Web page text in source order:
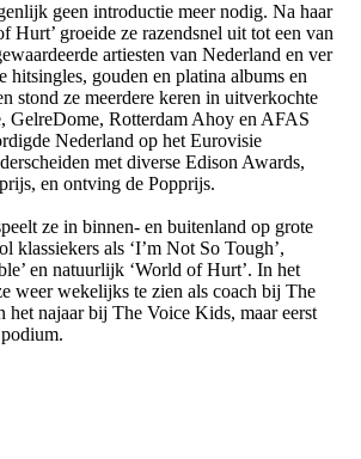
geen introductie meer nodig. Na haar
Hurt’ groeide ze razendsnel uit tot een van
artiesten van Nederland en ver
hitsingles, gouden en platina albums en
stond ze meerdere keren in uitverkochte
GelreDome, Rotterdam Ahoy en AFAS
Nederland op het Eurovisie
met diverse Edison Awards,
en ontving de Popprijs.
ze in binnen- en buitenland op grote
klassiekers als ‘I’m Not So Tough’,
en natuurlijk ‘World of Hurt’. In het
weer wekelijks te zien als coach bij The
najaar bij The Voice Kids, maar eerst